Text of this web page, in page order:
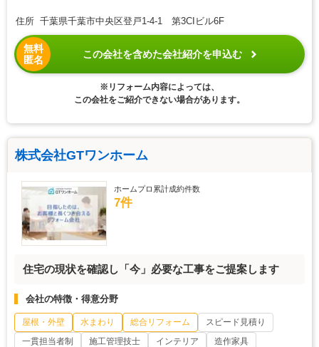
住所 千葉県千葉市中央区登戸1-4-1 第3CIビル6F
無料
匿名
この会社を含めた会社紹介を申込む
※リフォーム内容によっては、
この会社をご紹介できない場合があります。
株式会社GTワンホーム
ホームプロ累計成約件数
7件
住宅の現状を確認し「今」必要な工事をご提案します
会社の特徴・得意分野
屋根・外壁 水まわり 総合リフォーム
スピード見積り
一貫担当者制
施工管理技士 インテリア 造作家具